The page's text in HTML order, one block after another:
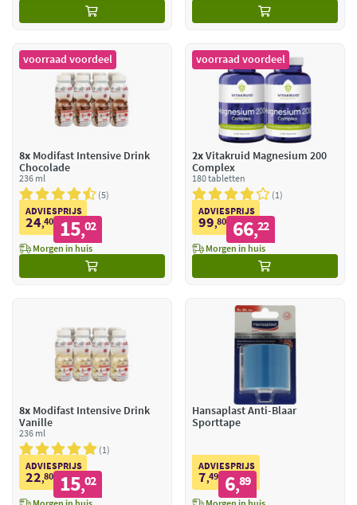
voorraad voordeel
8x Modifast Intensive Drink
Chocolade
236 ml
5
ADVIESPRIJS
24,40 15,02
Morgen in huis
voorraad voordeel
2xVitakruid Magnesium 200
Complex
180 tabletten
1
ADVIESPRIJS
99,80 66,22
Morgen in huis
8x Modifast Intensive Drink
Vanille
236 ml
1
ADVIESPRIJS
22,80 15,02
Hansaplast Anti-Blaar
Sporttape
ADVIESPRIJS
7,49 6,89